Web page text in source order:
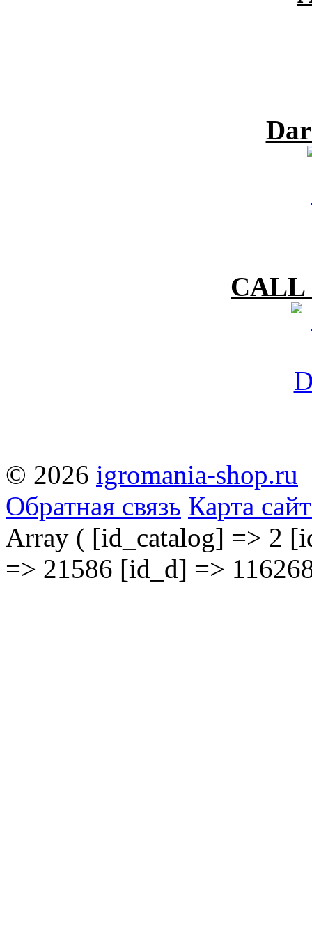
CALL
© 2026 igromania-shop.ru
Обратная связь Карта
Array ( [id_catalog] => 2
=> 21586 [id_d] =>